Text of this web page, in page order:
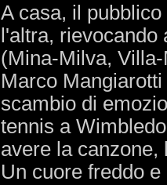
A casa, il
l'altra, rievocando
(Mina-Milva,
Marco
scambio di
tennis a
avere la
Un cuore freddo